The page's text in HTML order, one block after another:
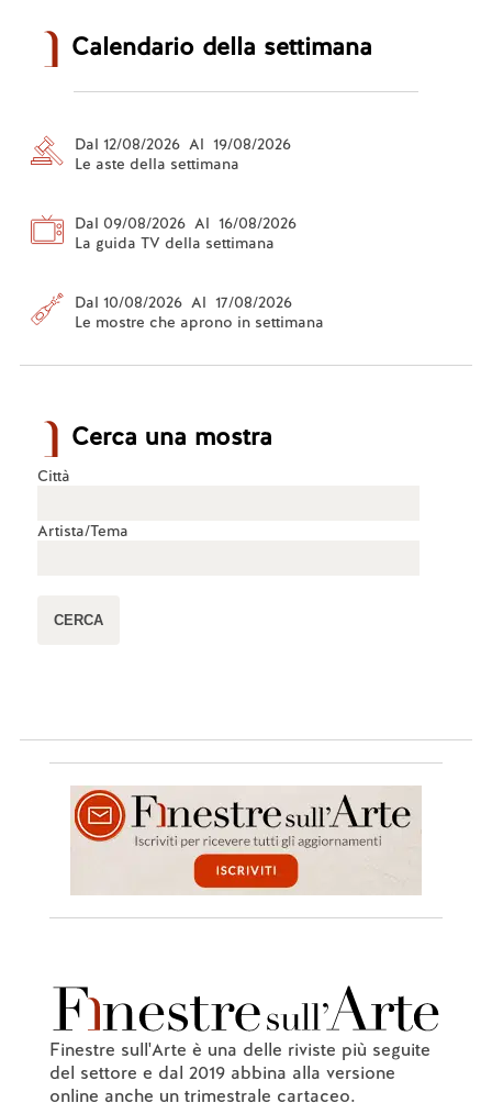
Calendario della settimana
Dal 12/08/2026 Al 19/08/2026
Le aste della settimana
Dal 09/08/2026 Al 16/08/2026
La guida TV della settimana
Dal 10/08/2026 Al 17/08/2026
Le mostre che aprono in settimana
Cerca una mostra
Città
Artista/Tema
Finestre sull'Arte è una delle riviste più seguite
del settore e dal 2019 abbina alla versione
online anche un trimestrale cartaceo.